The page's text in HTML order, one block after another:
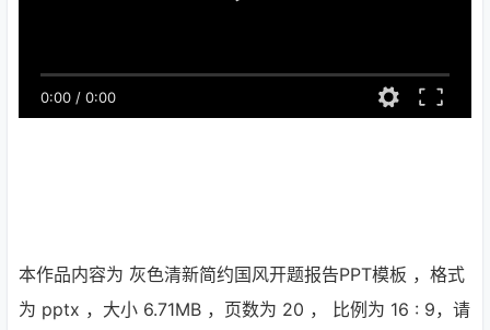
0:00 / 0:00
本作品内容为 灰色清新简约国风开题报告PPT模板 ，格式
为 pptx ，大小 6.71MB ，页数为 20 ， 比例为 16 : 9，请